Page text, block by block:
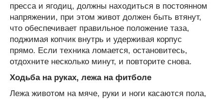
пресса и ягодиц, должны находиться в постоянном
напряжении, при этом живот должен быть втянут,
что обеспечивает правильное положение таза,
поджимая копчик внутрь и удерживая корпус
прямо. Если техника ломается, остановитесь,
отдохните несколько минут, и повторите снова.
Ходьба на руках, лежа на фитболе
Лежа животом на мяче, руки и ноги касаются пола,